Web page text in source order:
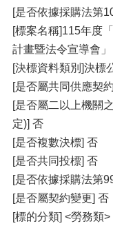
[是否依據採購法第
[標案名稱]115年度
計畫暨法令宣導會」
[決標資料類別]決標
[是否屬共同供應契
[是否屬二以上機關
定)] 否
[是否複數決標] 否
[是否共同投標] 否
[是否依據採購法第
[是否屬契約變更] 否
[標的分類] <勞務類